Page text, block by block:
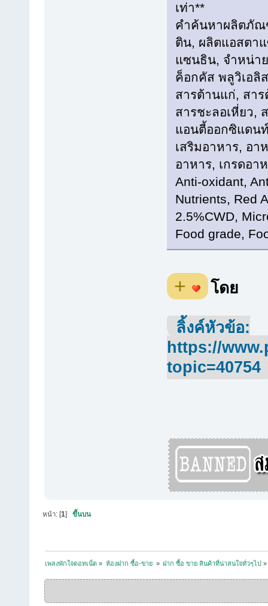
เท่า**
คำค้นหาผลิตภัณ
ติน, ผลิตแอสตา
แซนธิน, จำหน่า
ค็อกคัส พลูวิเอลิ
สารต้านแก่, สา
สารชะลอเหี่ยว,
แอนตี้ออกซิแดน
เสริมอาหาร, อา
อาหาร, เกรดอา
Anti-oxidant,
Nutrients, Red
2.5%CWD,
Food grade,
+ โดย
ลิ้งค์หัวข้อ:
https://
topic=40754
หน้า: [1 ]ขึ้นบน
เพลงพักใจดอทเน็ต » ห้องฝาก ซื้อ-ขาย » ฝาก ซื้อ ขาย สินค้าที่น่าสนใจทั่วๆไป »